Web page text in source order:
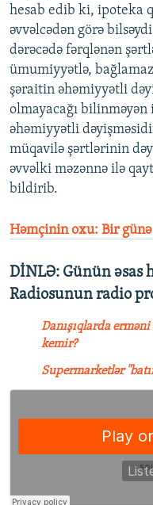
hesab edib ki, ipoteka
əvvəlcədən görə
dərəcədə fərqlənən
ümumiyyətlə,
şəraitin əhəmiyyətli
olmayacağı
əhəmiyyətli
müqavilə şərtlərinin
əvvəlki məzənnə ilə
bildirib.
Həmçinin oxu: Bir
DİNLƏ: Günün əsas
Radiosunun radio
Danışıqlarda
kemir?
Supermarketlər